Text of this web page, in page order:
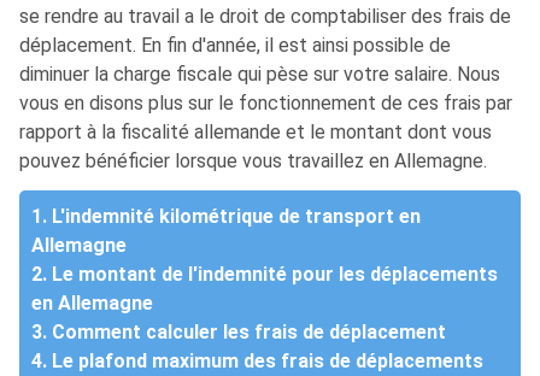
se rendre au travail a le droit de comptabiliser des frais de
déplacement. En fin d'année, il est ainsi possible de
diminuer la charge fiscale qui pèse sur votre salaire. Nous
vous en disons plus sur le fonctionnement de ces frais par
rapport à la fiscalité allemande et le montant dont vous
pouvez bénéficier lorsque vous travaillez en Allemagne.
1. L'indemnité kilométrique de transport en
Allemagne
2. Le montant de l'indemnité pour les déplacements
en Allemagne
3. Comment calculer les frais de déplacement
4. Le plafond maximum des frais de déplacements